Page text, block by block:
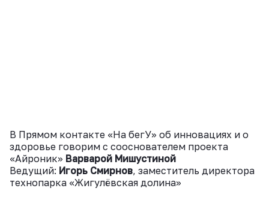
В Прямом контакте «На бегУ» об инновациях и о
здоровье говорим с сооснователем проекта
«Айроник» Варварой Мишустиной
Ведущий: Игорь Смирнов, заместитель директора
технопарка «Жигулёвская долина»